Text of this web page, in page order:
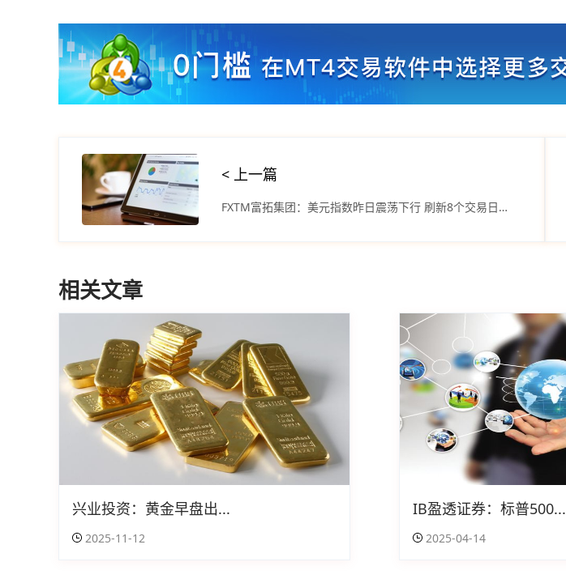
< 上一篇
FXTM富拓集团：美元指数昨日震荡下行 刷新8个交易日低位
相关文章
兴业投资：黄金早盘出...
2025-11-12
IB盈透证券：标普500...
2025-04-14